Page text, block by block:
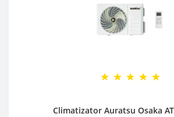
Climatizator Auratsu Osaka